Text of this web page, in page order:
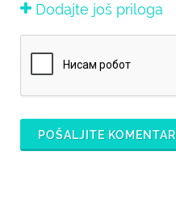
Dodajte još priloga
POŠALJITE KOMENTAR